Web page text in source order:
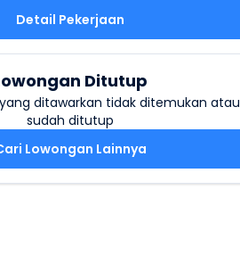
Detail Pekerjaan
Ditutup
ditawarkan tidak ditemukan atau
sudah ditutup
Lowongan Lainnya